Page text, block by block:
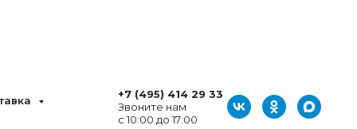
+7 (495) 414 29 33
Звоните нам
с 10:00 до 17:00